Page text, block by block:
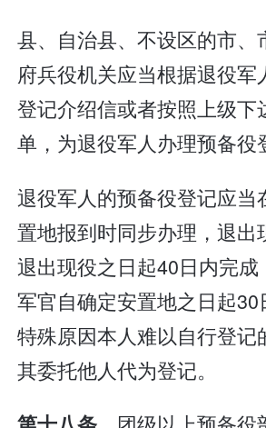
县、自治县、不设区的市、
府兵役机关应当根据退役军
登记介绍信或者按照上级下
单，为退役军人办理预备役
退役军人的预备役登记应当
置地报到时同步办理，退出
退出现役之日起40日内完
军官自确定安置地之日起30
特殊原因本人难以自行登记
其委托他人代为登记。